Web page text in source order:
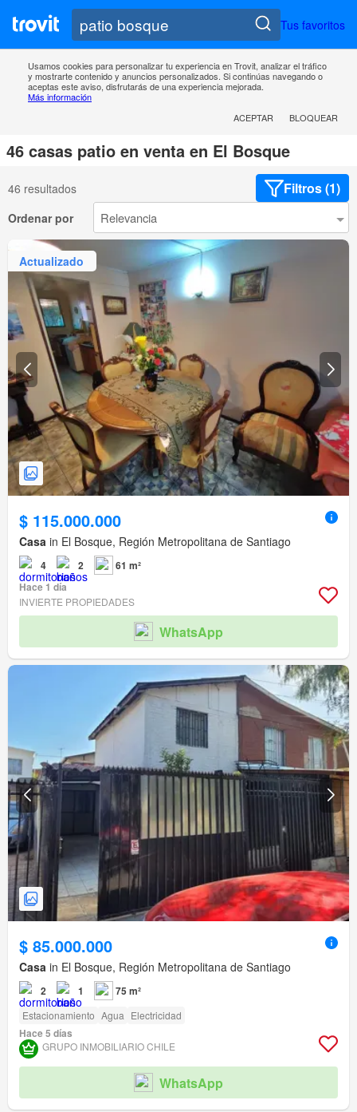
Tus favoritos
Usamos cookies para personalizar tu experiencia en Trovit, analizar el tráfico
y mostrarte contenido y anuncios personalizados. Si continúas navegando o
aceptas este aviso, disfrutarás de una experiencia mejorada.
Más información
ACEPTAR
BLOQUEAR
46 casas patio en venta en El Bosque
46 resultados Filtros (1)
Ordenar por
Actualizado
$ 115.000.000
Casa in El Bosque, Región Metropolitana de Santiago
4 2
61 m²
Hace 1 día
INVIERTE PROPIEDADES
WhatsApp
$ 85.000.000
Casa in El Bosque, Región Metropolitana de Santiago
2 1 75 m²
Estacionamiento Agua Electricidad
Hace 5 días
GRUPO INMOBILIARIO CHILE
WhatsApp